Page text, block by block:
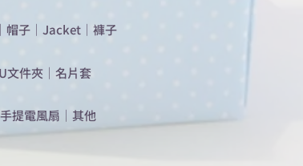
｜ 帽子 ｜ Jacket ｜ 褲子
文件夾 ｜ 名片套
手提電風扇 ｜ 其他